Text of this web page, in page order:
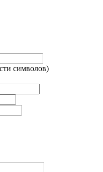
символов)